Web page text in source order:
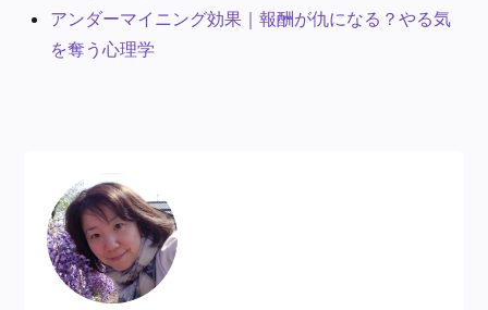
アンダーマイニング効果｜報酬が仇になる？やる気
を奪う心理学